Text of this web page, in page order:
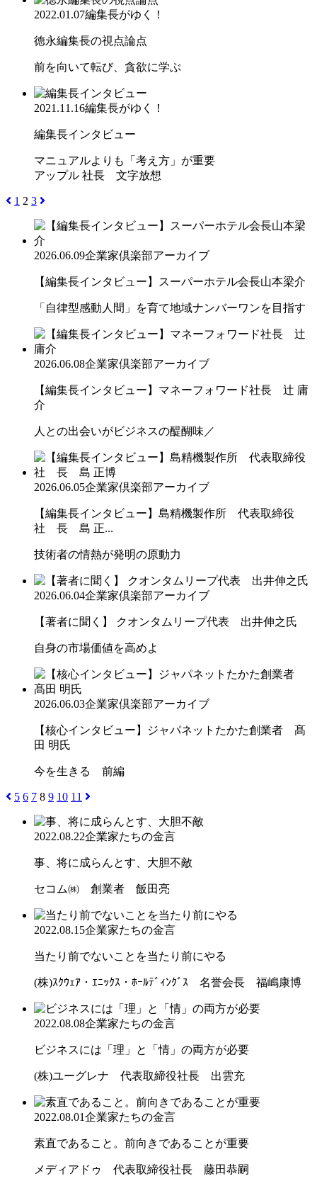
2022.01.07編集長がゆく！
徳永編集長の視点論点
前を向いて転び、貪欲に学ぶ
2021.11.16編集長がゆく！
編集長インタビュー
マニュアルよりも「考え方」が重要
アップル 社長 文字放想
1 2 3
2026.06.09企業家倶楽部アーカイブ
【編集長インタビュー】スーパーホテル会長山本梁介
「自律型感動人間」を育て地域ナンバーワンを目指す
2026.06.08企業家倶楽部アーカイブ
【編集長インタビュー】マネーフォワード社長 辻 庸
介
人との出会いがビジネスの醍醐味／
2026.06.05企業家倶楽部アーカイブ
【編集長インタビュー】島精機製作所 代表取締役
社 長 島 正...
技術者の情熱が発明の原動力
2026.06.04企業家倶楽部アーカイブ
【著者に聞く】 クオンタムリープ代表 出井伸之氏
自身の市場価値を高めよ
2026.06.03企業家倶楽部アーカイブ
【核心インタビュー】ジャパネットたかた創業者 髙
田 明氏
今を生きる 前編
5 6 7 8 9 10 11
2022.08.22企業家たちの金言
事、将に成らんとす、大胆不敵
セコム㈱ 創業者 飯田亮
2022.08.15企業家たちの金言
当たり前でないことを当たり前にやる
(株)ｽｸｳｪｱ・ｴﾆｯｸｽ・ﾎｰﾙﾃﾞｨﾝｸﾞｽ 名誉会長 福嶋康博
2022.08.08企業家たちの金言
ビジネスには「理」と「情」の両方が必要
(株)ユーグレナ 代表取締役社長 出雲充
2022.08.01企業家たちの金言
素直であること。前向きであることが重要
メディアドゥ 代表取締役社長 藤田恭嗣